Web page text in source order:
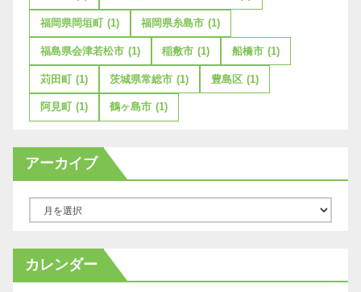
福岡県岡垣町 (1) 福岡県糸島市 (1)
福島県会津若松市 (1) 稲敷市 (1) 船橋市 (1)
苅田町 (1) 茨城県常総市 (1) 豊島区 (1)
阿見町 (1) 鶴ヶ島市 (1)
アーカイブ
カ
イ
カレンダー